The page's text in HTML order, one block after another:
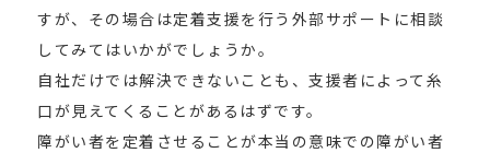
すが、その場合は定着支援を行う外部サポートに相談
してみてはいかがでしょうか。
自社だけでは解決できないことも、支援者によって糸
口が見えてくることがあるはずです。
障がい者を定着させることが本当の意味での障がい者